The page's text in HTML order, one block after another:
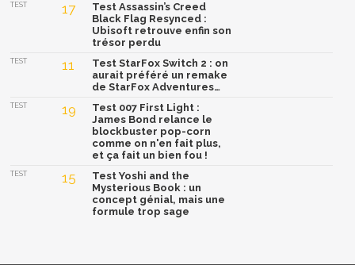
TEST 17
Test Assassin’s Creed
Black Flag Resynced :
Ubisoft retrouve enfin son
trésor perdu
TEST 11
Test StarFox Switch 2 : on
aurait préféré un remake
de StarFox Adventures…
TEST 19
Test 007 First Light :
James Bond relance le
blockbuster pop-corn
comme on n'en fait plus,
et ça fait un bien fou !
TEST 15
Test Yoshi and the
Mysterious Book : un
concept génial, mais une
formule trop sage